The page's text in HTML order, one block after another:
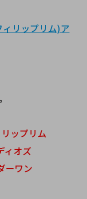
リップリム)ア
ップリム
オズ
ーワン